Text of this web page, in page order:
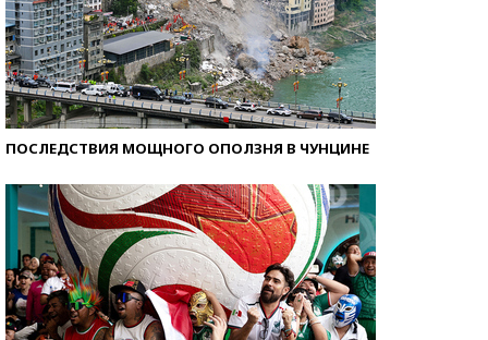
ПОСЛЕДСТВИЯ МОЩНОГО ОПОЛЗНЯ В ЧУНЦИНЕ